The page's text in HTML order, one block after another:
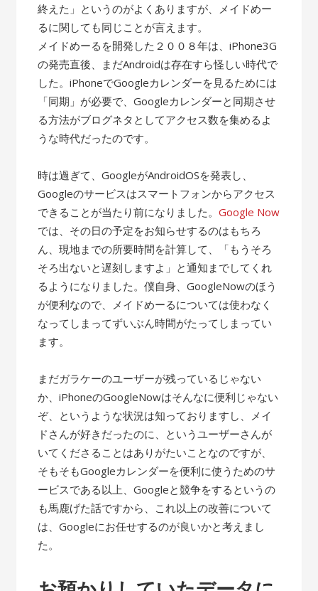
終えた」というのがよくありますが、メイドめー
るに関しても同じことが言えます。
メイドめーるを開発した２００８年は、iPhone3G
の発売直後、まだAndroidは存在すら怪しい時代で
した。iPhoneでGoogleカレンダーを見るためには
「同期」が必要で、Googleカレンダーと同期させ
る方法がブログネタとしてアクセス数を集めるよ
うな時代だったのです。
時は過ぎて、GoogleがAndroidOSを発表し、
Googleのサービスはスマートフォンからアクセス
できることが当たり前になりました。Google Now
では、その日の予定をお知らせするのはもちろ
ん、現地までの所要時間を計算して、「もうそろ
そろ出ないと遅刻しますよ」と通知までしてくれ
るようになりました。僕自身、GoogleNowのほう
が便利なので、メイドめーるについては使わなく
なってしまってずいぶん時間がたってしまってい
ます。
まだガラケーのユーザーが残っているじゃない
か、iPhoneのGoogleNowはそんなに便利じゃない
ぞ、というような状況は知っておりますし、メイ
ドさんが好きだったのに、というユーザーさんが
いてくださることはありがたいことなのですが、
そもそもGoogleカレンダーを便利に使うためのサ
ービスである以上、Googleと競争をするというの
も馬鹿げた話ですから、これ以上の改善について
は、Googleにお任せするのが良いかと考えまし
た。